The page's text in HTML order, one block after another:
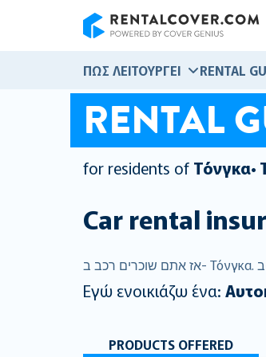
ΠΏΣ ΛΕΙΤΟΥΡΓΕΊ RENTAL
RENTAL
for residents of Τόνγκα•
Car rental
Εγώ ενοικιάζω ένα:
PRODUCTS OFFERED